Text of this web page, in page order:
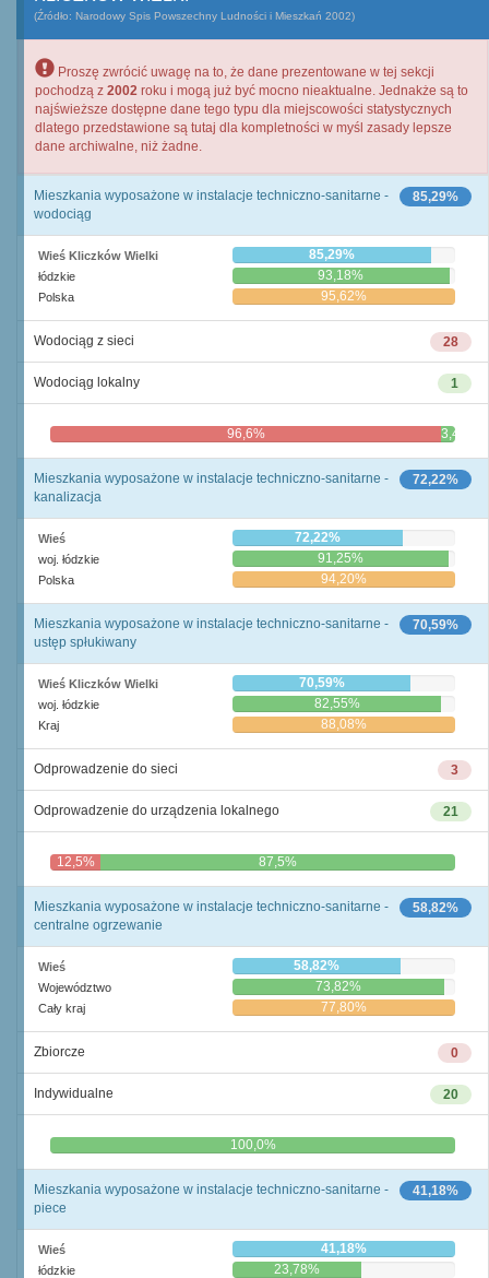
(Źródło: Narodowy Spis Powszechny Ludności i Mieszkań 2002)
Proszę zwrócić uwagę na to, że dane prezentowane w tej sekcji
pochodzą z 2002 roku i mogą już być mocno nieaktualne. Jednakże są to
najświeższe dostępne dane tego typu dla miejscowości statystycznych
dlatego przedstawione są tutaj dla kompletności w myśl zasady lepsze
dane archiwalne, niż żadne.
85,29%
Mieszkania wyposażone w instalacje techniczno-sanitarne -
wodociąg
Wieś Kliczków Wielki 85,29%
łódzkie 93,18%
Polska 95,62%
28
Wodociąg z sieci
1
Wodociąg lokalny
96,6% 3,4%
72,22%
Mieszkania wyposażone w instalacje techniczno-sanitarne -
kanalizacja
Wieś 72,22%
woj. łódzkie 91,25%
Polska 94,20%
70,59%
Mieszkania wyposażone w instalacje techniczno-sanitarne -
ustęp spłukiwany
Wieś Kliczków Wielki 70,59%
woj. łódzkie 82,55%
Kraj 88,08%
3
Odprowadzenie do sieci
21
Odprowadzenie do urządzenia lokalnego
12,5% 87,5%
58,82%
Mieszkania wyposażone w instalacje techniczno-sanitarne -
centralne ogrzewanie
Wieś 58,82%
Województwo 73,82%
Cały kraj 77,80%
0
Zbiorcze
20
Indywidualne
0,0% 100,0%
41,18%
Mieszkania wyposażone w instalacje techniczno-sanitarne -
piece
Wieś 41,18%
łódzkie 23,78%